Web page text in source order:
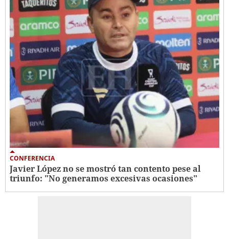
CONFERENCIA
Javier López no se mostró tan contento pese al
triunfo: "No generamos excesivas ocasiones"